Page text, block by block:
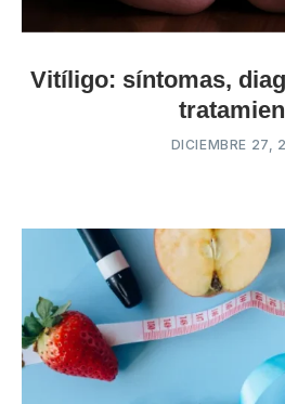
Vitíligo: síntomas,
DICIEMBRE 27,